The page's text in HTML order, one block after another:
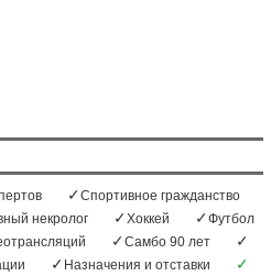
Спортивное гражданство
некролог Хоккей
Футбол
Самбо 90 лет
Назначения и отставки